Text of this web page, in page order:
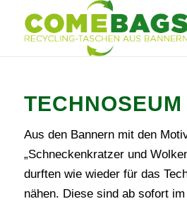
TECHNOSEUM
Aus den Bannern mit den
„Schneckenkratzer und
durften wie wieder für das
nähen. Diese sind ab sofort